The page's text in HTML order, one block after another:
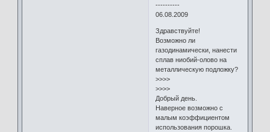
----------
06.08.2009
Здравствуйте!
Возможно ли
газодинамически, нанести
сплав ниобий-олово на
металлическую подложку?
>>>>
>>>>
Добрый день.
Наверное возможно с
малым коэффициентом
использования порошка.